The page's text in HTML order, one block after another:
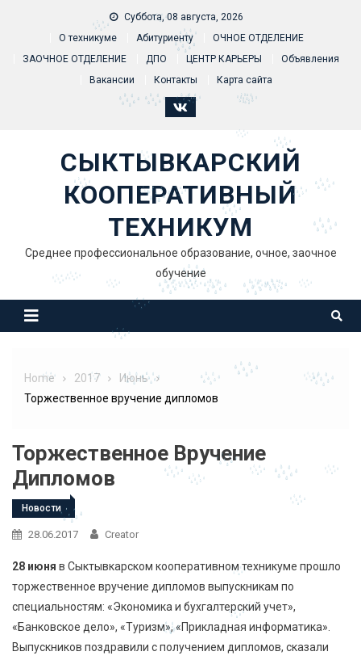
Суббота, 08 августа, 2026
О техникуме
Абитуриенту
ОЧНОЕ ОТДЕЛЕНИЕ
ЗАОЧНОЕ ОТДЕЛЕНИЕ
ДПО ЦЕНТР КАРЬЕРЫ
Объявления
Вакансии
Контакты Карта сайта
СЫКТЫВКАРСКИЙ
КООПЕРАТИВНЫЙ
ТЕХНИКУМ
Среднее профессиональное образование, очное, заочное
обучение
Home 2017
Июнь
Торжественное вручение дипломов
Торжественное Вручение
Дипломов
Новости
28.06.2017 Creator
28 июня в Сыктывкарском кооперативном техникуме прошло
торжественное вручение дипломов выпускникам по
специальностям: «Экономика и бухгалтерский учет»,
«Банковское дело», «Туризм», «Прикладная информатика».
Выпускников поздравили с получением дипломов, сказали